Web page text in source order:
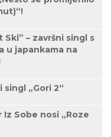
– završni singl s
u japankama na
„Gori 2“
Sobe nosi „Roze